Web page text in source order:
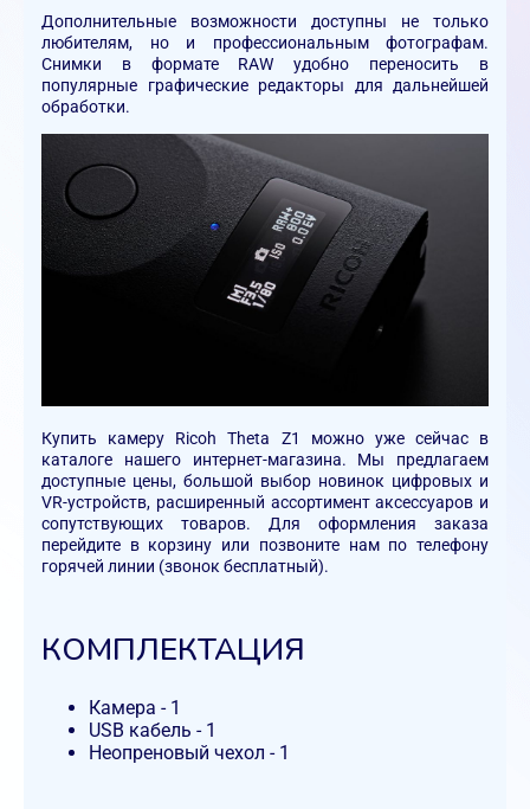
Дополнительные возможности доступны не только
любителям, но и профессиональным фотографам.
Снимки в формате RAW удобно переносить в
популярные графические редакторы для дальнейшей
обработки.
Купить камеру Ricoh Theta Z1 можно уже сейчас в
каталоге нашего интернет-магазина. Мы предлагаем
доступные цены, большой выбор новинок цифровых и
VR-устройств, расширенный ассортимент аксессуаров и
сопутствующих товаров. Для оформления заказа
перейдите в корзину или позвоните нам по телефону
горячей линии (звонок бесплатный).
КОМПЛЕКТАЦИЯ
Камера - 1
USB кабель - 1
Неопреновый чехол - 1